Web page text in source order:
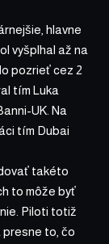
hlavne
vyšplhal až na
pozrieť cez 2
tím Luka
UK. Na
tím Dubai
takéto
to môže byť
Piloti totiž
presne to, čo